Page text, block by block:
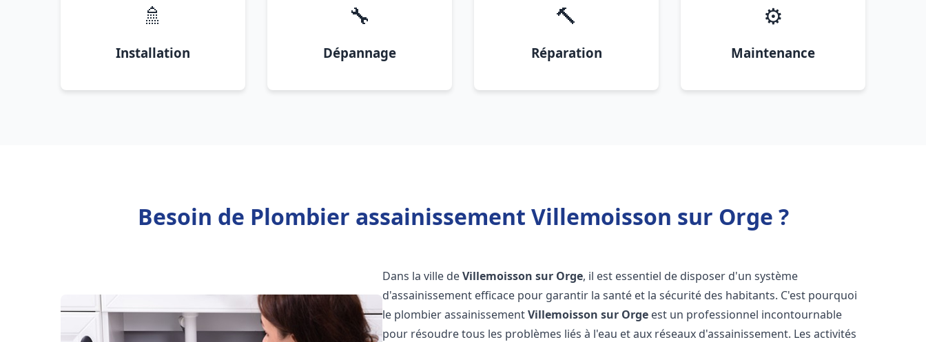
🚿
Installation
🔧
Dépannage
🔨
Réparation
⚙️
Maintenance
Besoin de Plombier assainissement Villemoisson sur Orge ?
Dans la ville deVillemoisson sur Orge, il est essentiel de disposer d'un système
d'assainissement efficace pour garantir la santé et la sécurité des habitants. C'est pourquoi
le plombier assainissementVillemoisson sur Orge est un professionnel incontournable
pour résoudre tous les problèmes liés à l'eau et aux réseaux d'assainissement. Les activités